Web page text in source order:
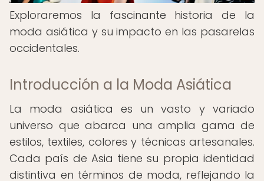
Exploraremos la fascinante historia de la
moda asiática y su impacto en las pasarelas
occidentales.
Introducción a la Moda Asiática
La moda asiática es un vasto y variado
universo que abarca una amplia gama de
estilos, textiles, colores y técnicas artesanales.
Cada país de Asia tiene su propia identidad
distintiva en términos de moda, reflejando la